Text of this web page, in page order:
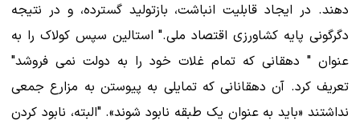
دهند. در ایجاد قابلیت انباشت، بازتولید گسترده، و در نتیجه
دگرگونی پایه کشاورزی اقتصاد ملی." استالین سپس کولاک را به
عنوان " دهقانی که تمام غلات خود را به دولت نمی فروشد"
تعریف کرد. آن دهقانانی که تمایلی به پیوستن به مزارع جمعی
نداشتند «باید به عنوان یک طبقه نابود شوند». "البته، نابود کردن